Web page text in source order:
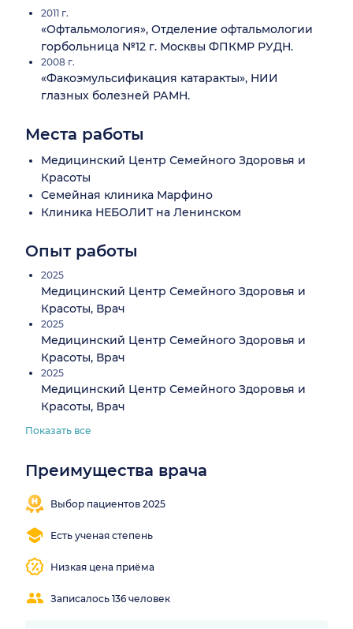
2011 г.
«Офтальмология», Отделение офтальмологии
горбольница №12 г. Москвы ФПКМР РУДН.
2008 г.
«Факоэмульсификация катаракты», НИИ
глазных болезней РАМН.
Места работы
Медицинский Центр Семейного Здоровья и
Красоты
Семейная клиника Марфино
Клиника НЕБОЛИТ на Ленинском
Опыт работы
2025
Медицинский Центр Семейного Здоровья и
Красоты, Врач
2025
Медицинский Центр Семейного Здоровья и
Красоты, Врач
2025
Медицинский Центр Семейного Здоровья и
Красоты, Врач
Показать все
Преимущества врача
Выбор пациентов 2025
Есть ученая степень
Низкая цена приёма
Записалось 136 человек
в 2 районах
Близко
метро